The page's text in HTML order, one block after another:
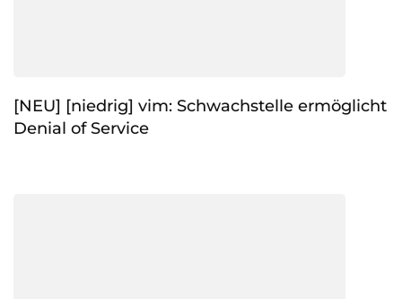
[NEU] [niedrig] vim: Schwachstelle ermöglicht
Denial of Service